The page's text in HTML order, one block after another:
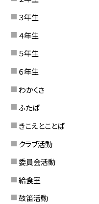
３年生
４年生
５年生
６年生
わかくさ
ふたば
きこえとことば
クラブ活動
委員会活動
給食室
鼓笛活動